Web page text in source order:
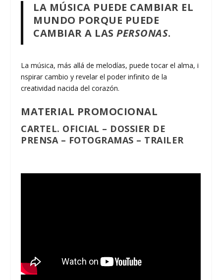
LA MÚSICA PUEDE CAMBIAR EL
MUNDO PORQUE PUEDE
CAMBIAR A LASPERSONAS.
La música, más allá de melodías, puede tocar el alma, i
nspirar cambio y revelar el poder infinito de la
creatividad nacida del corazón.
MATERIAL PROMOCIONAL
CARTEL. OFICIAL – DOSSIER DE
PRENSA – FOTOGRAMAS – TRAILER